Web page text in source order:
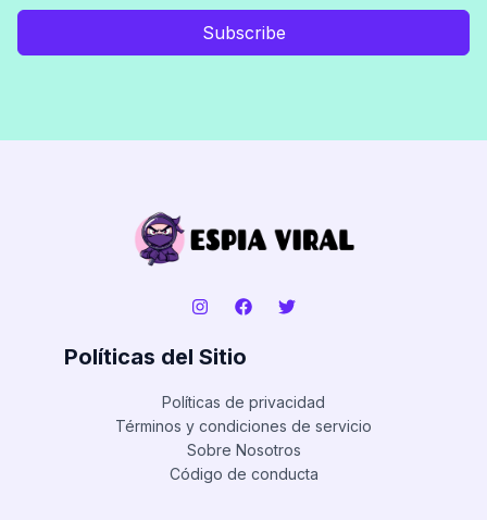
Subscribe
Políticas del Sitio
Políticas de privacidad
Términos y condiciones de servicio
Sobre Nosotros
Código de conducta